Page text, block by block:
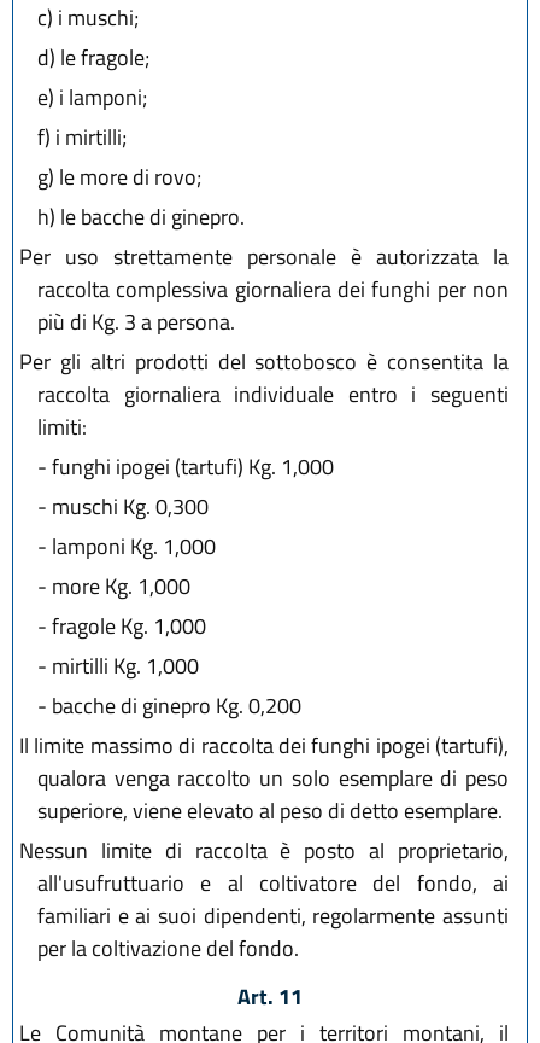
c) i muschi;
d) le fragole;
e) i lamponi;
f) i mirtilli;
g) le more di rovo;
h) le bacche di ginepro.
Per uso strettamente personale è autorizzata la
raccolta complessiva giornaliera dei funghi per non
più di Kg. 3 a persona.
Per gli altri prodotti del sottobosco è consentita la
raccolta giornaliera individuale entro i seguenti
limiti:
-funghi ipogei (tartufi) Kg. 1,000
- muschi Kg. 0,300
- lamponi Kg. 1,000
- more Kg. 1,000
-fragole Kg. 1,000
- mirtilli Kg. 1,000
- bacche di ginepro Kg. 0,200
Il limite massimo di raccolta dei funghi ipogei (tartufi),
qualora venga raccolto un solo esemplare di peso
superiore, viene elevato al peso di detto esemplare.
Nessun limite di raccolta è posto al proprietario,
all'usufruttuario e al coltivatore del fondo, ai
familiari e ai suoi dipendenti, regolarmente assunti
per la coltivazione del fondo.
Art. 11
Le Comunità montane per i territori montani, il